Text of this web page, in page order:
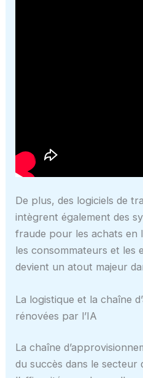
De plus, des logiciels de
intègrent également des
fraude pour les achats en
les consommateurs et les
devient un atout majeur
La logistique et la chaîne
rénovées par l’IA
La chaîne
du succès dans le secteur